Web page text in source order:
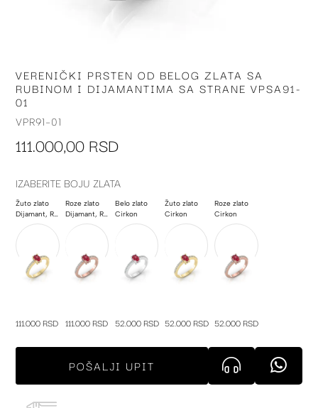
Skip
to
the
beginning
the
VERENIČKI PRSTEN OD BELOG ZLATA SA
RUBINOM I DIJAMANTIMA SA STRANE VPSA91-
01
VPR91-01
111.000,00 RSD
IZABERITE BOJU ZLATA
Žuto zlato
Dijamant, Rubin
111.000 RSD
Roze zlato
Dijamant, Rubin
111.000 RSD
Belo zlato
Cirkon
52.000 RSD
Žuto zlato
Cirkon
52.000 RSD
Roze zlato
Cirkon
52.000 RSD
POŠALJI UPIT